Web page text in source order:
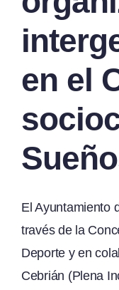
en el
El Ayuntamiento
través de la
Deporte y en
Cebrián (Plena